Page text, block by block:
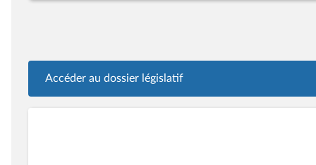
Accéder au dossier législatif